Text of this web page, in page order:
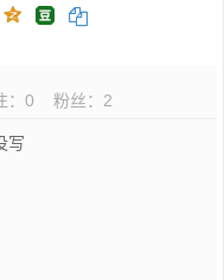
0 粉丝： 2
写